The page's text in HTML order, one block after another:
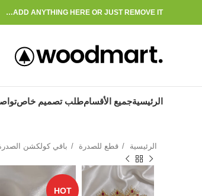
ADD ANYTHING HERE OR JUST REMOVE IT…
الرئيسيةجميع الأقسامطلب تصميم خاص
الرئيسية قطع للصدرة باقي كولكشن
HOT